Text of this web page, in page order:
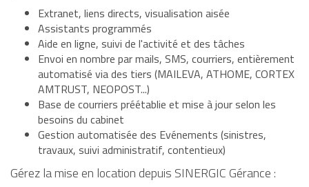
Extranet, liens directs, visualisation aisée
Assistants programmés
Aide en ligne, suivi de l'activité et des tâches
Envoi en nombre par mails, SMS, courriers, entièrement
automatisé via des tiers (MAILEVA, ATHOME, CORTEX
AMTRUST, NEOPOST...)
Base de courriers préétablie et mise à jour selon les
besoins du cabinet
Gestion automatisée des Evénements (sinistres,
travaux, suivi administratif, contentieux)
Gérez la mise en location depuis SINERGIC Gérance :